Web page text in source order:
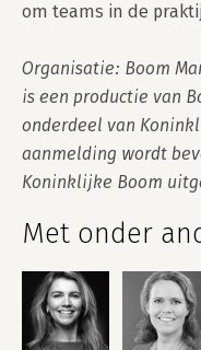
om teams in de
Organisatie: Boom
is een productie van
onderdeel van
aanmelding wordt
Koninklijke Boom
Met onder